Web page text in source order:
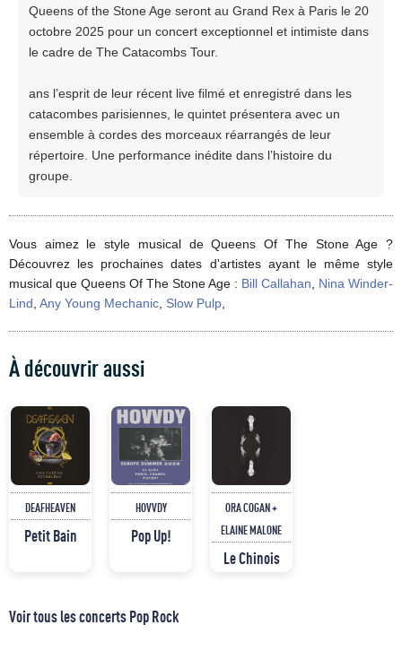
Queens of the Stone Age seront au Grand Rex à Paris le 20
octobre 2025 pour un concert exceptionnel et intimiste dans
le cadre de The Catacombs Tour.
ans l’esprit de leur récent live filmé et enregistré dans les
catacombes parisiennes, le quintet présentera avec un
ensemble à cordes des morceaux réarrangés de leur
répertoire. Une performance inédite dans l’histoire du
groupe.
Vous aimez le style musical de Queens Of The Stone Age ?
Découvrez les prochaines dates d'artistes ayant le même style
musical que Queens Of The Stone Age : Bill Callahan
Nina Winder-
Lind Any Young Mechanic Slow Pulp
À découvrir aussi
DEAFHEAVEN
Petit Bain
HOVVDY
Pop Up!
ORA COGAN +
ELAINE MALONE
Le Chinois
Voir tous les concerts Pop Rock